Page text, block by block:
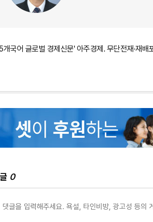
국어 글로벌 경제신문' 아주경제. 무단전재·재배
0